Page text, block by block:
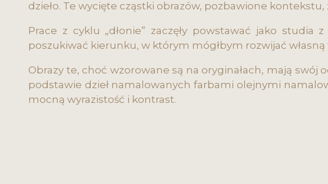
dzieło. Te wycięte cząstki obrazów, pozbawione
Prace z cyklu „dłonie” zaczęły powstawać jako
poszukiwać kierunku, w którym mógłbym rozwijać własną
Obrazy te, choć wzorowane są na oryginałach, mają
podstawie dzieł namalowanych farbami olejnymi
mocną wyrazistość i kontrast.